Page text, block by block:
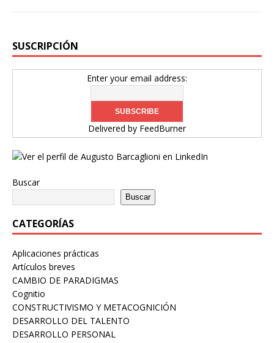
SUSCRIPCIÓN
Enter your email address:
Delivered by FeedBurner
Buscar
Buscar
CATEGORÍAS
Aplicaciones prácticas
Artículos breves
CAMBIO DE PARADIGMAS
Cognitio
CONSTRUCTIVISMO Y METACOGNICIÓN
DESARROLLO DEL TALENTO
DESARROLLO PERSONAL